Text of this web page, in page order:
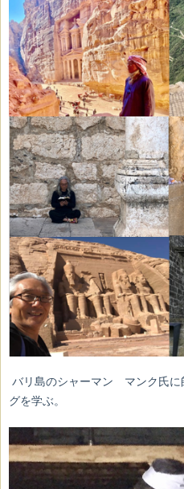
バリ島のシャーマン マンク氏に
グを学ぶ。